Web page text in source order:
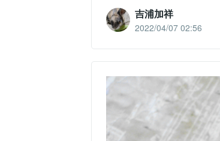
吉浦加祥
2022/04/07 02:56